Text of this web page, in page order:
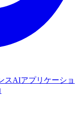
スAIアプリケーショ